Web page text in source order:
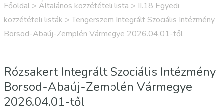
Főoldal > Általános közzétételi lista > II.18 Egyedi
közzétételi listák >Tengerszem Integrált Szociális Intézmény
Borsod-Abaúj-Zemplén Vármegye 2026.04.01-től
Rózsakert Integrált Szociális Intézmény
Borsod-Abaúj-Zemplén Vármegye
2026.04.01-től